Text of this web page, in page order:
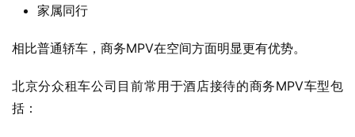
家属同行
相比普通轿车，商务MPV在空间方面明显更有优势。
北京分众租车公司目前常用于酒店接待的商务MPV车型包
括：